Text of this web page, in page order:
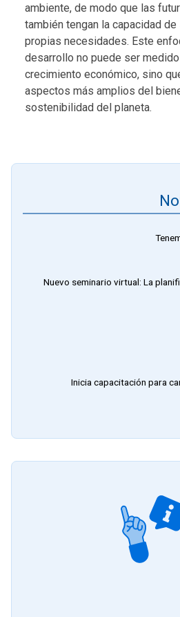
ambiente, de modo que las
también tengan la capacidad
propias necesidades. Este
desarrollo no puede ser
crecimiento económico, sino
aspectos más amplios del
sostenibilidad del planeta.
Nuevo seminario virtual: La
Inicia capacitación para